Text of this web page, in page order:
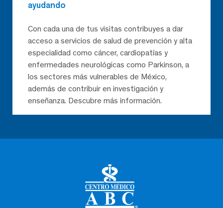
ayudando
Con cada una de tus visitas contribuyes a dar
acceso a servicios de salud de prevención y alta
especialidad como cáncer, cardiopatías y
enfermedades neurológicas como Parkinson, a
los sectores más vulnerables de México,
además de contribuir en investigación y
enseñanza. Descubre más información.